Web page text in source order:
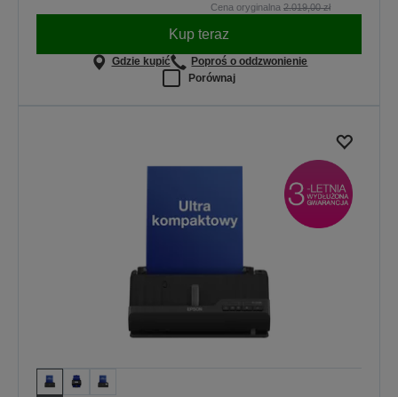
Cena oryginalna 2.019,00 zł
Kup teraz
Gdzie kupić
Poproś o oddzwonienie
Porównaj